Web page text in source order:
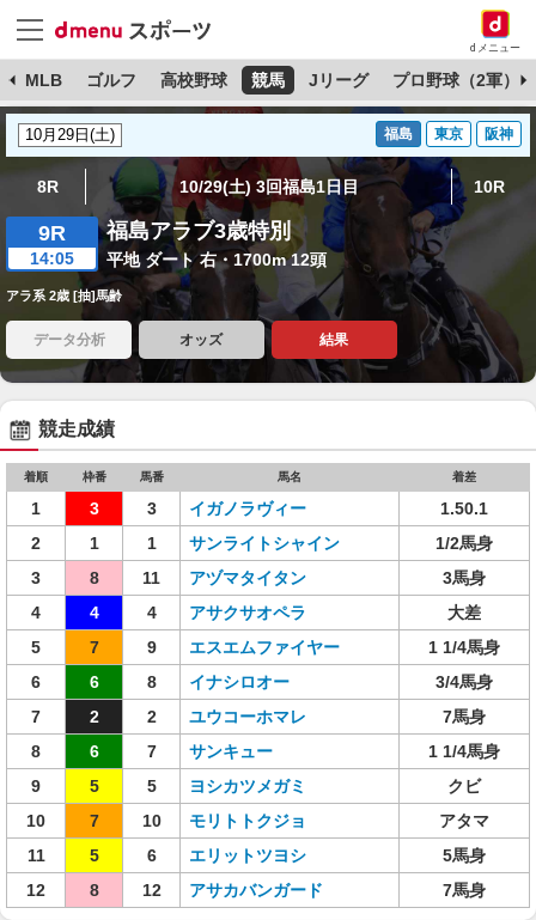
dメニュー
MLB ゴルフ 高校野球 競馬 Jリーグ プロ野球（2軍）
福島 東京 阪神
8R 10/29(土) 3回福島1日目 10R
9R
14:05
福島アラブ3歳特別
平地 ダート 右・1700m 12頭
アラ系 2歳 [抽]馬齢
データ分析 オッズ 結果
競走成績
着順 枠番 馬番 馬名 着差
1 3 3 イガノラヴィー
1.50.1
2
1 1 サンライトシャイン
1/2馬身
3
8 11 アヅマタイタン
3馬身
4
4 4 アサクサオペラ
大差
5
7 9 エスエムファイヤー
1 1/4馬身
6
6 8 イナシロオー
3/4馬身
7
2 2 ユウコーホマレ
7馬身
8
6 7 サンキュー
1 1/4馬身
9
5 5 ヨシカツメガミ
クビ
10
7 10 モリトトクジョ
アタマ
11
5 6 エリットツヨシ
5馬身
12
8 12 アサカバンガード 7馬身